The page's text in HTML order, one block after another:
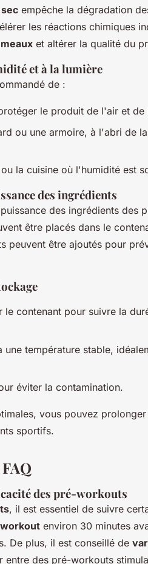
empêche la dégradation
les réactions chimiques
et altérer la qualité du
et à la lumière
de :
le produit de l'air et de
ou une armoire, à l'abri de
la cuisine où l'humidité est
des ingrédients
des ingrédients des
être placés dans le
peuvent être ajoutés pour
contenant pour suivre la
température stable,
éviter la contamination.
vous pouvez
sportifs.
des pré-workouts
, il est essentiel de suivre
environ 30 minutes
De plus, il est conseillé de
entre des pré-workouts